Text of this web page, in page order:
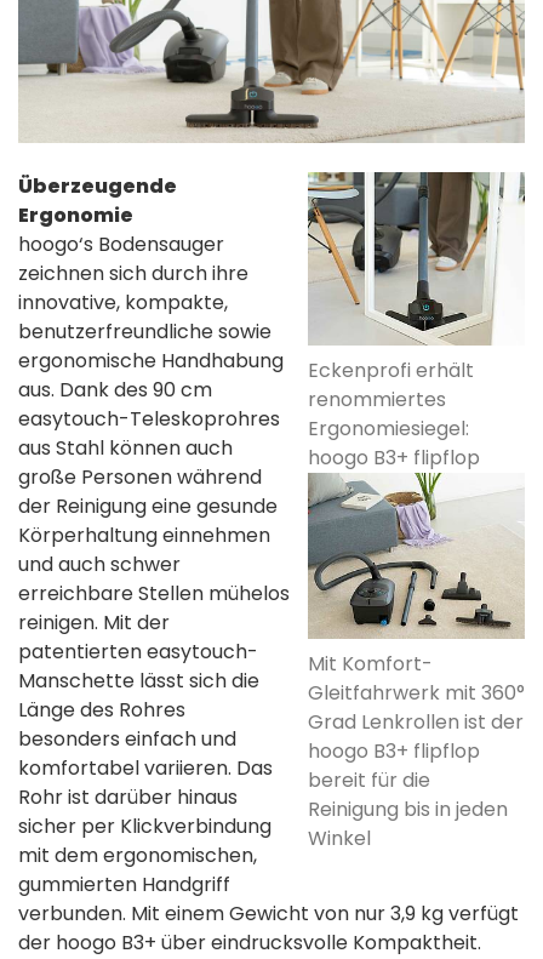
Eckenprofi erhält
renommiertes
Ergonomiesiegel:
hoogo B3+ flipflop
Mit Komfort-
Gleitfahrwerk mit 360°
Grad Lenkrollen ist der
hoogo B3+ flipflop
bereit für die
Reinigung bis in jeden
Winkel
Überzeugende
Ergonomie
hoogo‘s Bodensauger
zeichnen sich durch ihre
innovative, kompakte,
benutzerfreundliche sowie
ergonomische Handhabung
aus. Dank des 90 cm
easytouch-Teleskoprohres
aus Stahl können auch
große Personen während
der Reinigung eine gesunde
Körperhaltung einnehmen
und auch schwer
erreichbare Stellen mühelos
reinigen. Mit der
patentierten easytouch-
Manschette lässt sich die
Länge des Rohres
besonders einfach und
komfortabel variieren. Das
Rohr ist darüber hinaus
sicher per Klickverbindung
mit dem ergonomischen,
gummierten Handgriff
verbunden. Mit einem Gewicht von nur 3,9 kg verfügt
der hoogo B3+ über eindrucksvolle Kompaktheit.